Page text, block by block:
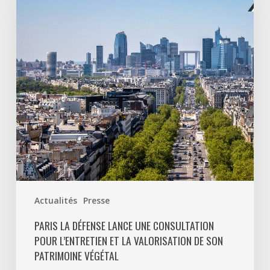
Actualités Presse
consultation
pour
l’entretien
et
la
valorisation
de
son
patrimoine
végétal
PARIS LA DÉFENSE LANCE UNE CONSULTATION
POUR L’ENTRETIEN ET LA VALORISATION DE SON
PATRIMOINE VÉGÉTAL